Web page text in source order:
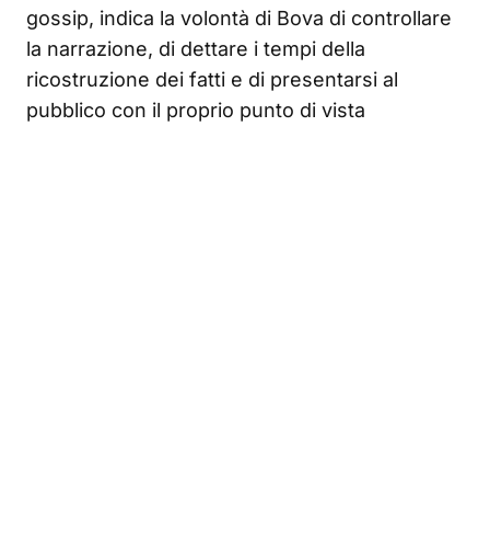
gossip, indica la volontà di Bova di controllare
la narrazione, di dettare i tempi della
ricostruzione dei fatti e di presentarsi al
pubblico con il proprio punto di vista